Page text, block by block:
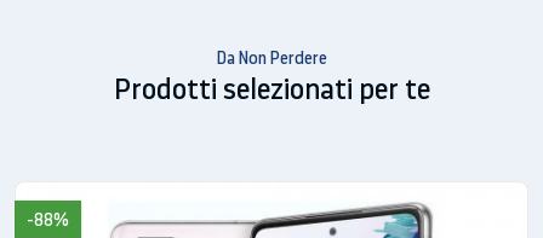
Da Non Perdere
Prodotti selezionati per te
-88%